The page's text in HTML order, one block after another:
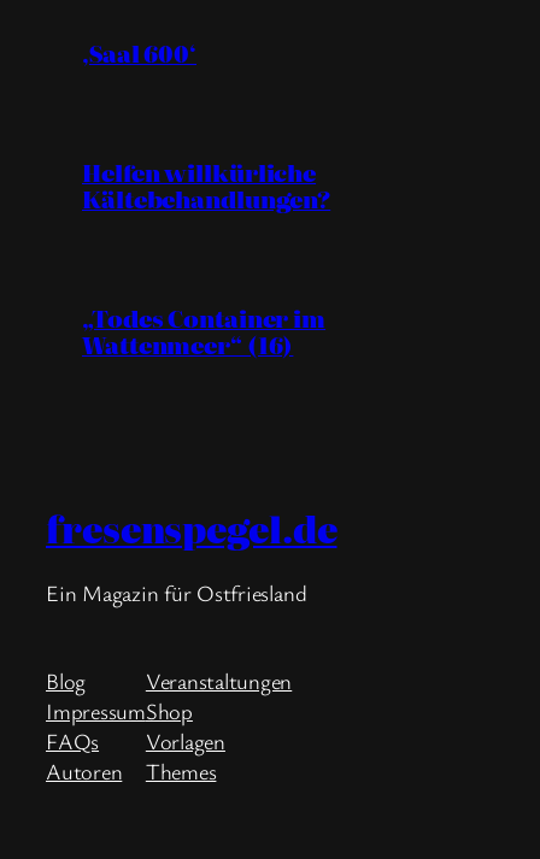
‚Saal 600‘
Helfen willkürliche
Kältebehandlungen?
„Todes Container im
Wattenmeer“ (16)
fresenspegel.de
Ein Magazin für Ostfriesland
Blog
Impressum
FAQs
Autoren
Veranstaltungen
Shop
Vorlagen
Themes